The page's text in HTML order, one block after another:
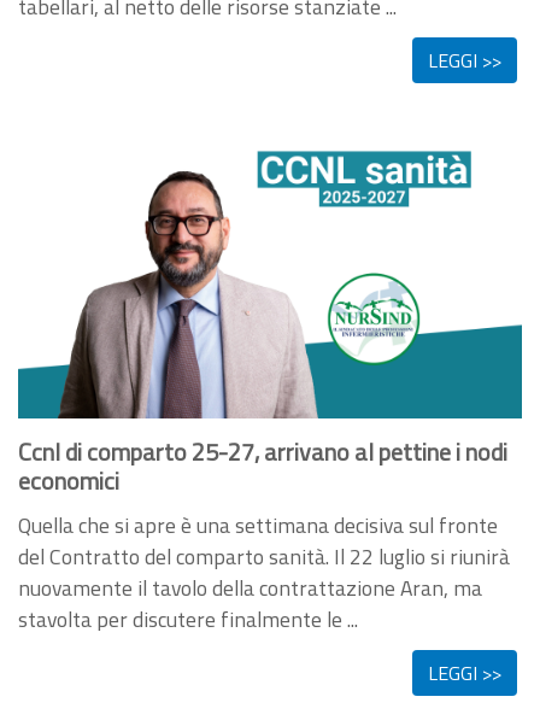
LEGGI >>
Ccnl di comparto 25-27, arrivano al pettine i nodi
economici
Quella che si apre è una settimana decisiva sul fronte
del Contratto del comparto sanità. Il 22 luglio si riunirà
nuovamente il tavolo della contrattazione Aran, ma
stavolta per discutere finalmente le ...
LEGGI >>